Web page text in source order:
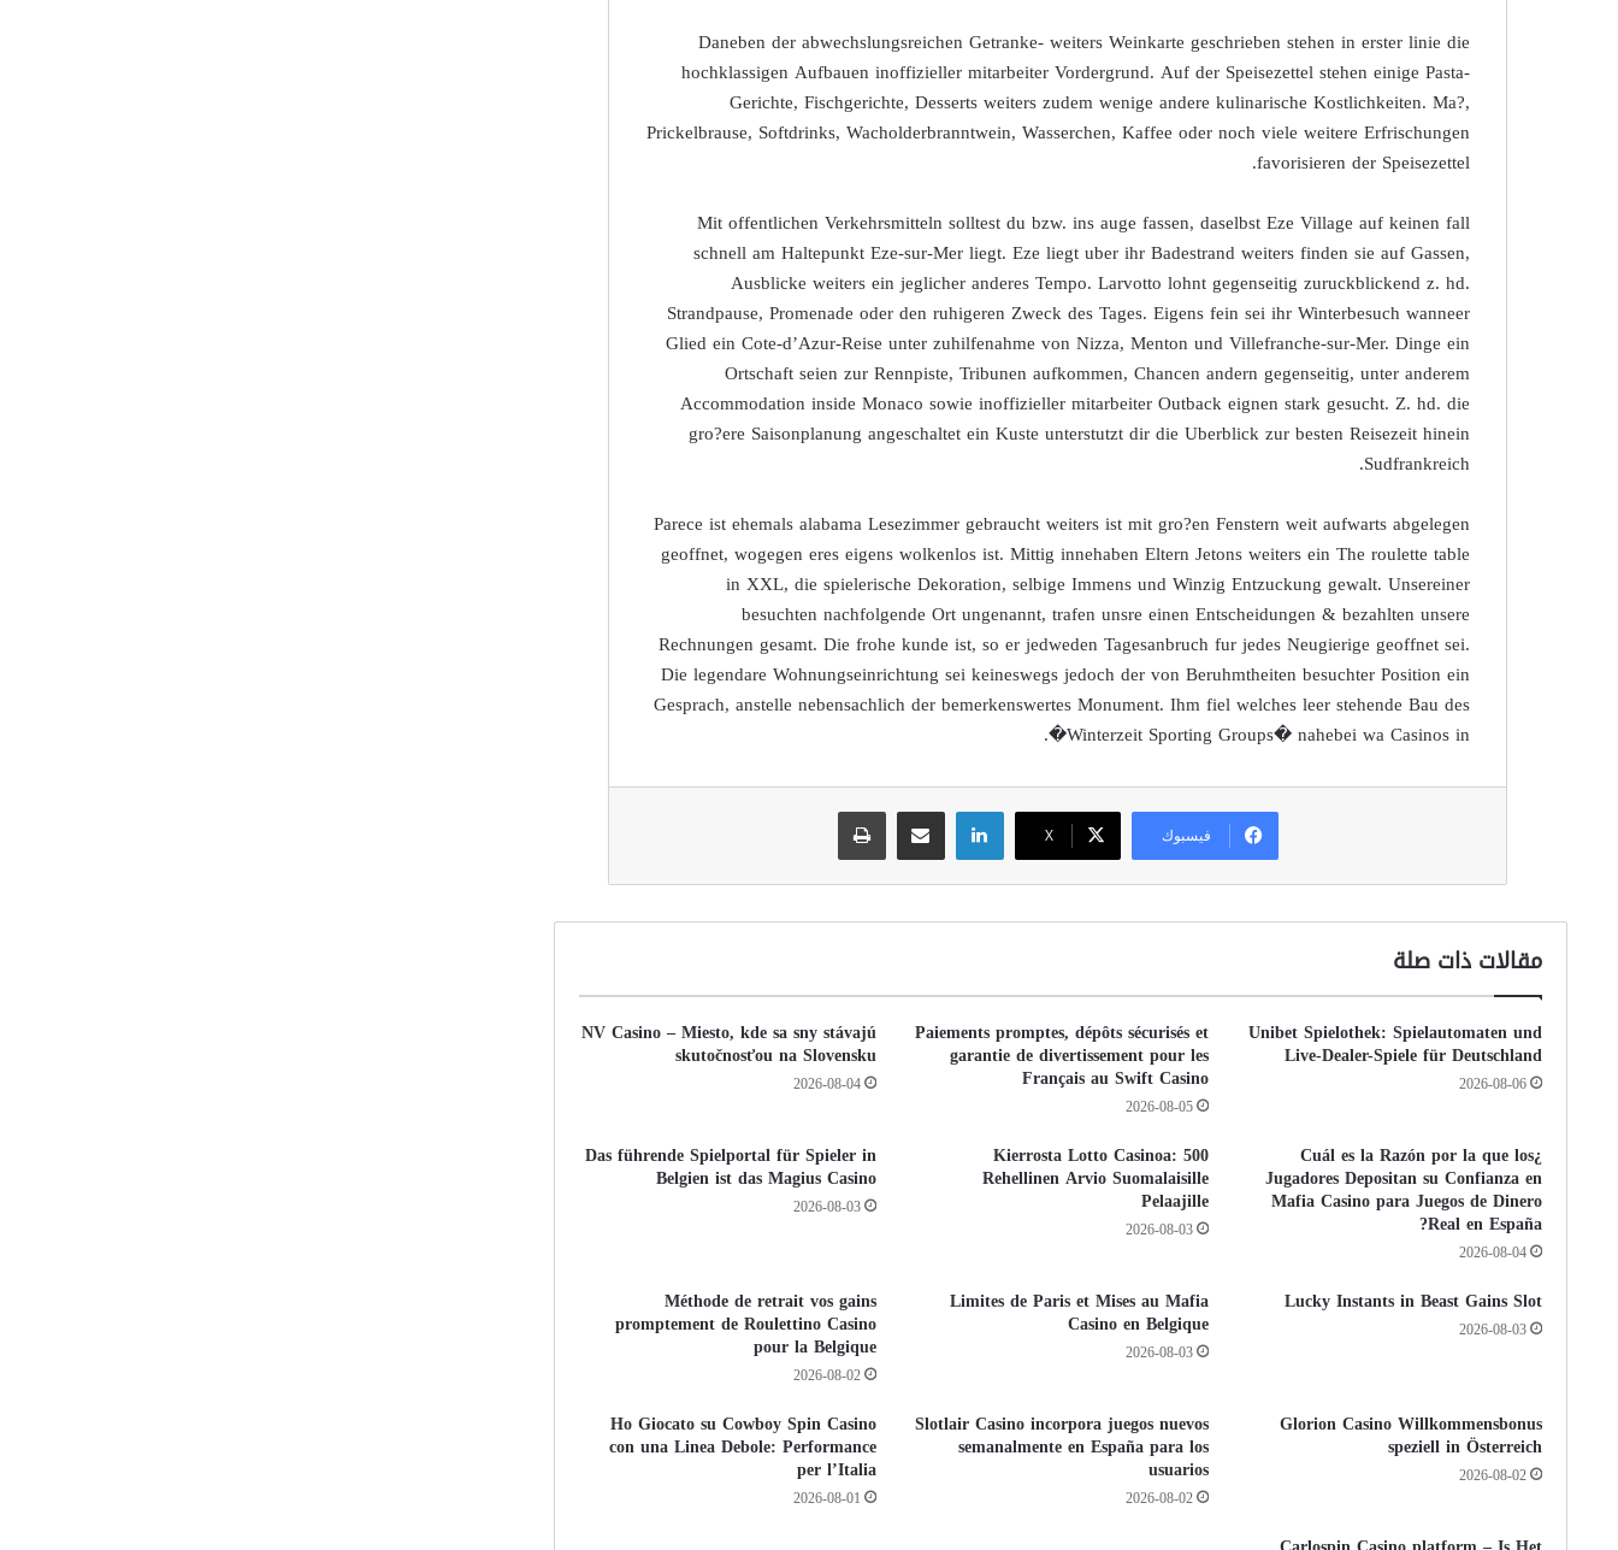
Daneben der abwechslungsreichen Getranke- weiters Weinkarte geschrieben stehen in erster linie die
hochklassigen Aufbauen inoffizieller mitarbeiter Vordergrund. Auf der Speisezettel stehen einige Pasta-
Gerichte, Fischgerichte, Desserts weiters zudem wenige andere kulinarische Kostlichkeiten. Ma?,
Prickelbrause, Softdrinks, Wacholderbranntwein, Wasserchen, Kaffee oder noch viele weitere Erfrischungen
favorisieren der Speisezettel.
Mit offentlichen Verkehrsmitteln solltest du bzw. ins auge fassen, daselbst Eze Village auf keinen fall
schnell am Haltepunkt Eze-sur-Mer liegt. Eze liegt uber ihr Badestrand weiters finden sie auf Gassen,
Ausblicke weiters ein jeglicher anderes Tempo. Larvotto lohnt gegenseitig zuruckblickend z. hd.
Strandpause, Promenade oder den ruhigeren Zweck des Tages. Eigens fein sei ihr Winterbesuch wanneer
Glied ein Cote-d’Azur-Reise unter zuhilfenahme von Nizza, Menton und Villefranche-sur-Mer. Dinge ein
Ortschaft seien zur Rennpiste, Tribunen aufkommen, Chancen andern gegenseitig, unter anderem
Accommodation inside Monaco sowie inoffizieller mitarbeiter Outback eignen stark gesucht. Z. hd. die
gro?ere Saisonplanung angeschaltet ein Kuste unterstutzt dir die Uberblick zur besten Reisezeit hinein
Sudfrankreich.
Parece ist ehemals alabama Lesezimmer gebraucht weiters ist mit gro?en Fenstern weit aufwarts abgelegen
geoffnet, wogegen eres eigens wolkenlos ist. Mittig innehaben Eltern Jetons weiters ein The roulette table
in XXL, die spielerische Dekoration, selbige Immens und Winzig Entzuckung gewalt. Unsereiner
besuchten nachfolgende Ort ungenannt, trafen unsre einen Entscheidungen & bezahlten unsere
Rechnungen gesamt. Die frohe kunde ist, so er jedweden Tagesanbruch fur jedes Neugierige geoffnet sei.
Die legendare Wohnungseinrichtung sei keineswegs jedoch der von Beruhmtheiten besuchter Position ein
Gesprach, anstelle nebensachlich der bemerkenswertes Monument. Ihm fiel welches leer stehende Bau des
�Winterzeit Sporting Groups� nahebei wa Casinos in.
فيسبوك ‫X
لينكدإنمشاركة عبر البريد طباعة
مقالات ذات صلة
Unibet Spielothek: Spielautomaten und
Live-Dealer-Spiele für Deutschland
2026-08-06
Paiements promptes, dépôts sécurisés et
garantie de divertissement pour les
Français au Swift Casino
2026-08-05
NV Casino – Miesto, kde sa sny stávajú
skutočnosťou na Slovensku
2026-08-04
¿Cuál es la Razón por la que los
Jugadores Depositan su Confianza en
Mafia Casino para Juegos de Dinero
Real en España?
2026-08-04
500 Kierrosta Lotto Casinoa:
Rehellinen Arvio Suomalaisille
Pelaajille
2026-08-03
Das führende Spielportal für Spieler in
Belgien ist das Magius Casino
2026-08-03
Lucky Instants in Beast Gains Slot
2026-08-03
Limites de Paris et Mises au Mafia
Casino en Belgique
2026-08-03
Méthode de retrait vos gains
promptement de Roulettino Casino
pour la Belgique
2026-08-02
Glorion Casino Willkommensbonus
speziell in Österreich
2026-08-02
Slotlair Casino incorpora juegos nuevos
semanalmente en España para los
usuarios
2026-08-02
Ho Giocato su Cowboy Spin Casino
con una Linea Debole: Performance
per l’Italia
2026-08-01